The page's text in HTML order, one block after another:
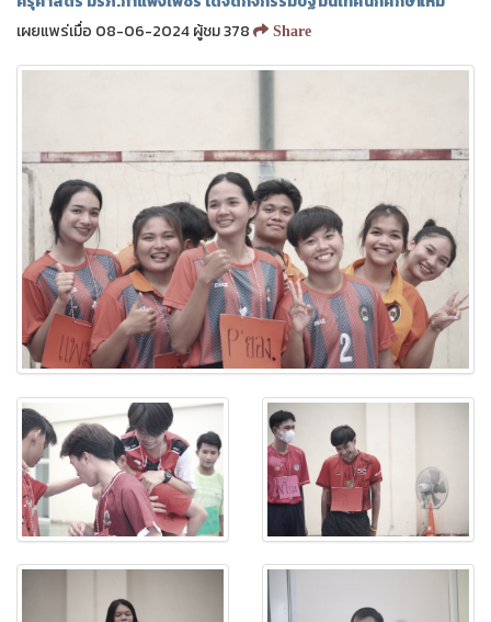
เผยแพร่เมื่อ 08-06-2024 ผู้ชม 378
Share